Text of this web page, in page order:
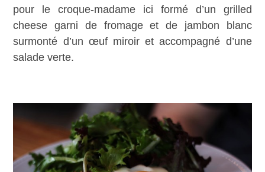
pour le croque-madame ici formé d’un grilled
cheese garni de fromage et de jambon blanc
surmonté d’un œuf miroir et accompagné d’une
salade verte.